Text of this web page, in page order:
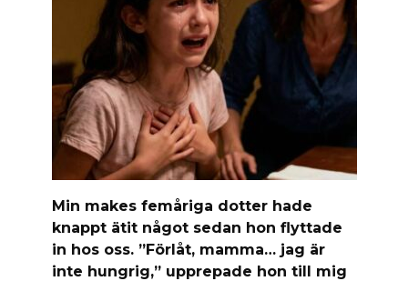
Min makes femåriga dotter hade
knappt ätit något sedan hon flyttade
in hos oss. ”Förlåt, mamma… jag är
inte hungrig,” upprepade hon till mig